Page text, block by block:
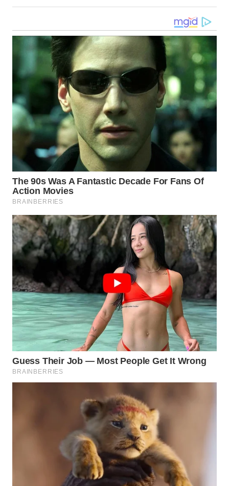
WN
JATIM
WN
WN
KALBAR
WN
WN
KALTARA
WN
KALSEL
WN
KALTIM
WN
SULSEL